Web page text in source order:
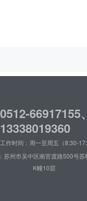
0512-66917155、
13338019360
工作时间：周一至周五（8:30-
苏州市吴中区南官渡路500号苏
K幢10层